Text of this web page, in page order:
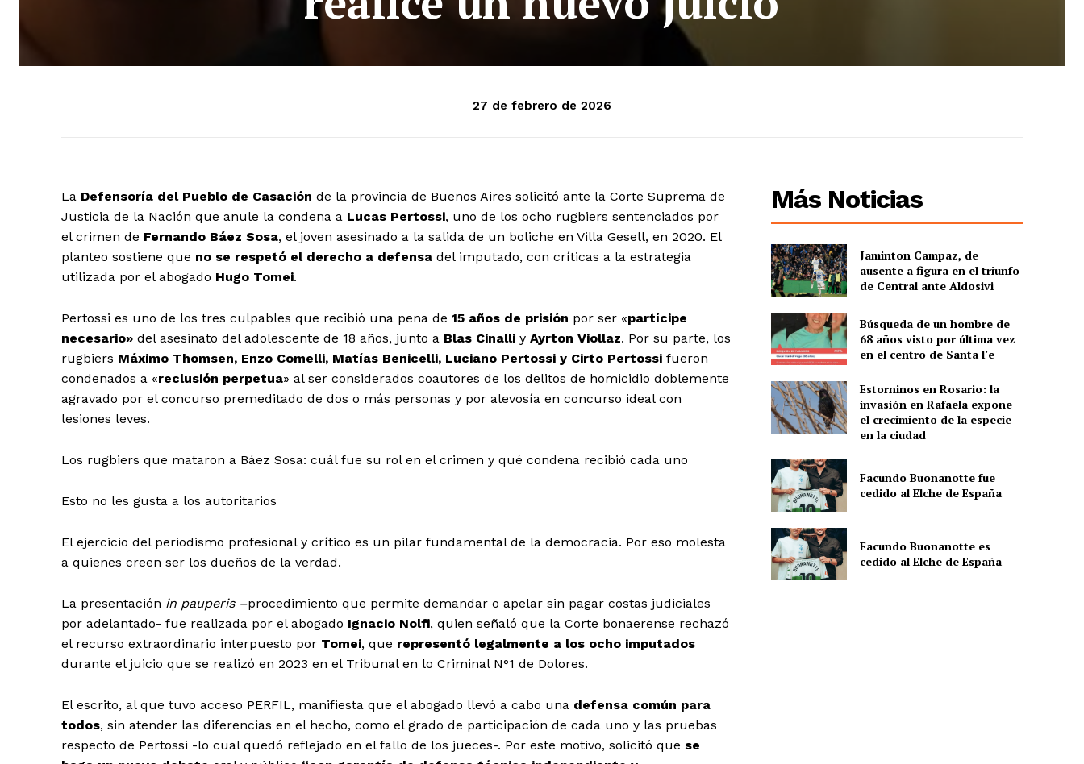
27 de febrero de 2026
La Defensoría del Pueblo de Casación de la provincia de Buenos Aires solicitó ante la Corte Suprema de
Justicia de la Nación que anule la condena a Lucas Pertossi, uno de los ocho rugbiers sentenciados por
el crimen de Fernando Báez Sosa, el joven asesinado a la salida de un boliche en Villa Gesell, en 2020. El
planteo sostiene que no se respetó el derecho a defensa del imputado, con críticas a la estrategia
utilizada por el abogado Hugo Tomei.
Pertossi es uno de los tres culpables que recibió una pena de 15 años de prisión por ser «partícipe
necesario» del asesinato del adolescente de 18 años, junto a Blas Cinalli y Ayrton Viollaz. Por su parte, los
rugbiers Máximo Thomsen, Enzo Comelli, Matías Benicelli, Luciano Pertossi y Cirto Pertossi fueron
condenados a «reclusión perpetua» al ser considerados coautores de los delitos de homicidio doblemente
agravado por el concurso premeditado de dos o más personas y por alevosía en concurso ideal con
lesiones leves.
Los rugbiers que mataron a Báez Sosa: cuál fue su rol en el crimen y qué condena recibió cada uno
Esto no les gusta a los autoritarios
El ejercicio del periodismo profesional y crítico es un pilar fundamental de la democracia. Por eso molesta
a quienes creen ser los dueños de la verdad.
La presentación in pauperis –procedimiento que permite demandar o apelar sin pagar costas judiciales
por adelantado- fue realizada por el abogado Ignacio Nolfi, quien señaló que la Corte bonaerense rechazó
el recurso extraordinario interpuesto por Tomei, que representó legalmente a los ocho imputados
durante el juicio que se realizó en 2023 en el Tribunal en lo Criminal N°1 de Dolores.
El escrito, al que tuvo acceso PERFIL, manifiesta que el abogado llevó a cabo una defensa común para
todos, sin atender las diferencias en el hecho, como el grado de participación de cada uno y las pruebas
respecto de Pertossi -lo cual quedó reflejado en el fallo de los jueces-. Por este motivo, solicitó que se
Más Noticias
Jaminton Campaz, de
ausente a figura en el triunfo
de Central ante Aldosivi
Búsqueda de un hombre de
68 años visto por última vez
en el centro de Santa Fe
Estorninos en Rosario: la
invasión en Rafaela expone
el crecimiento de la especie
en la ciudad
Facundo Buonanotte fue
cedido al Elche de España
Facundo Buonanotte es
cedido al Elche de España